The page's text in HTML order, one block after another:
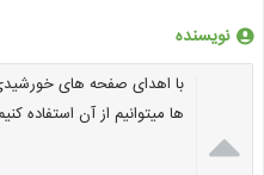
نویسنده

با اهدای صفحه های
ها میتوانیم از آن استفاده